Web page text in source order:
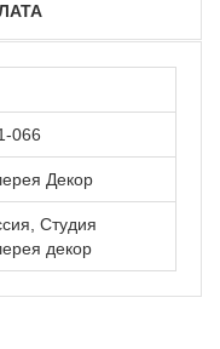
066
Декор
Студия
декор